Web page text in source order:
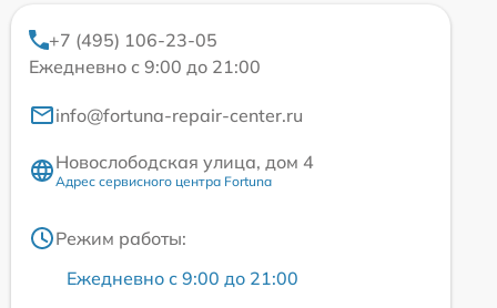
+7 (495) 106-23-05
Ежедневно с 9:00 до 21:00
info@fortuna-repair-center.ru
Новослободская улица, дом 4
Адрес сервисного центра Fortuna
Режим работы:
Ежедневно с 9:00 до 21:00